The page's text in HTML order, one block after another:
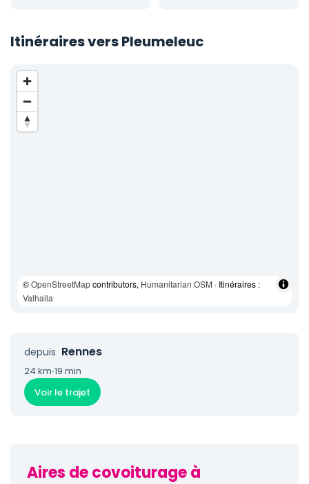
Itinéraires vers Pleumeleuc
©OpenStreetMapcontributors, Humanitarian OSM · Itinéraires :
Valhalla
depuis Rennes
24 km·19 min
Voir le trajet
Aires de covoiturage à